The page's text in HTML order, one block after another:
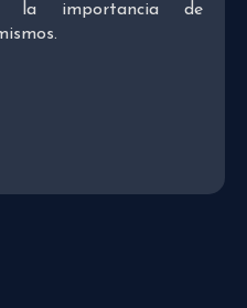
la importancia de